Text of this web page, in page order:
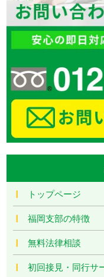
トップページ
福岡支部の特徴
無料法律相談
初回接見・同行サ